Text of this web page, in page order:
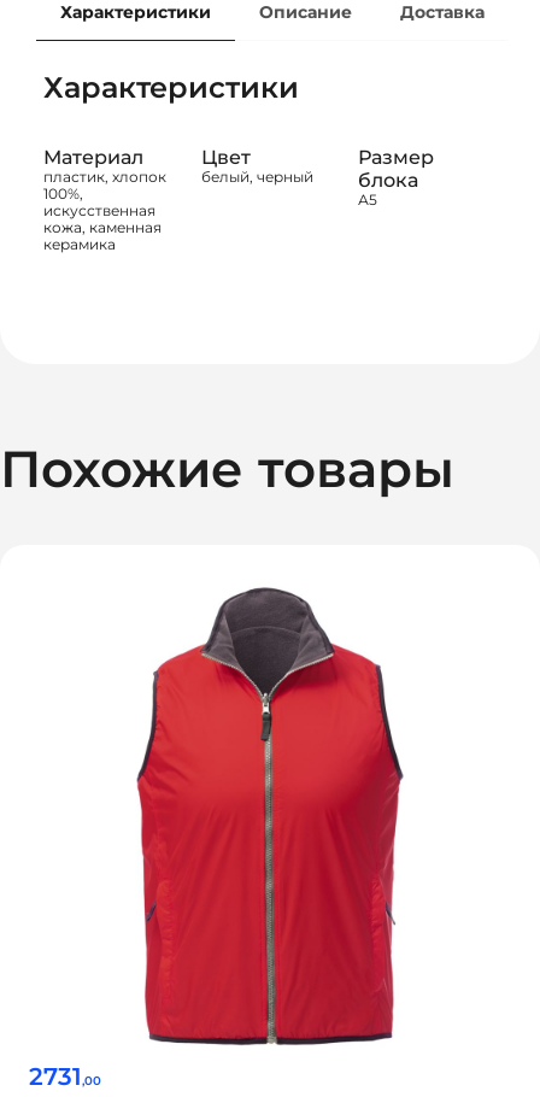
Характеристики Описание Доставка
Характеристики
Материал
пластик, хлопок
100%,
искусственная
кожа, каменная
керамика
Цвет
белый, черный
Размер
блока
А5
Похожие товары
2731,00